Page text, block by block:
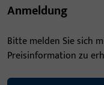
Anmeldung
Bitte melden Sie sich
Preisinformation zu